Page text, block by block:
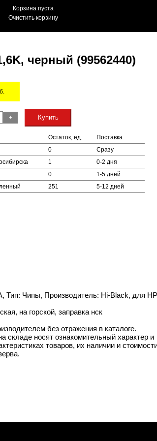
Корзина пуста
Очистить корзину
черный (99562440)
+ Купить
Остаток, ед.
Поставка
0
Сразу
1
0-2 дня
0
1-5 дней
251 5-12 дней
Тип: Чипы, Производитель: Hi-Black, для
на горской, заправка нск
без отражения в каталоге.
складе носят ознакомительный характер и
товаров, их наличии и